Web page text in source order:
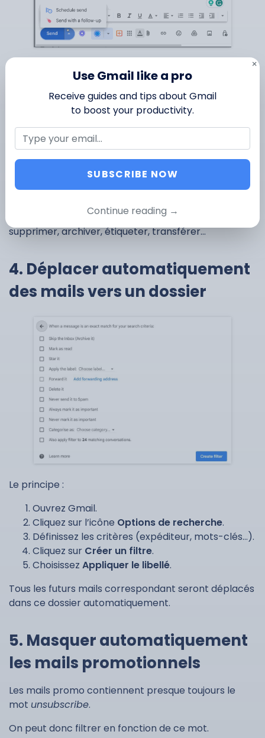
3. Automatiser Gmail avec des
règles et filtres
Vous perdez probablement beaucoup de temps à :
supprimer des mails promotionnels,
retrouver ce qui est vraiment important.
actions automatiques selon des critères précis :
supprimer, archiver, étiqueter, transférer…
4. Déplacer automatiquement
des mails vers un dossier
Le principe :
Ouvrez Gmail.
Cliquez sur l’icône Options de recherche.
Définissez les critères (expéditeur, mots-clés…).
Cliquez sur Créer un filtre.
Choisissez Appliquer le libellé.
Tous les futurs mails correspondant seront déplacés
dans ce dossier automatiquement.
5. Masquer automatiquement
les mails promotionnels
Les mails promo contiennent presque toujours le
mot unsubscribe.
On peut donc filtrer en fonction de ce mot.
Use Gmail like a pro
Receive guides and tips about Gmail
to boost your productivity.
SUBSCRIBE NOW
Continue reading →
×